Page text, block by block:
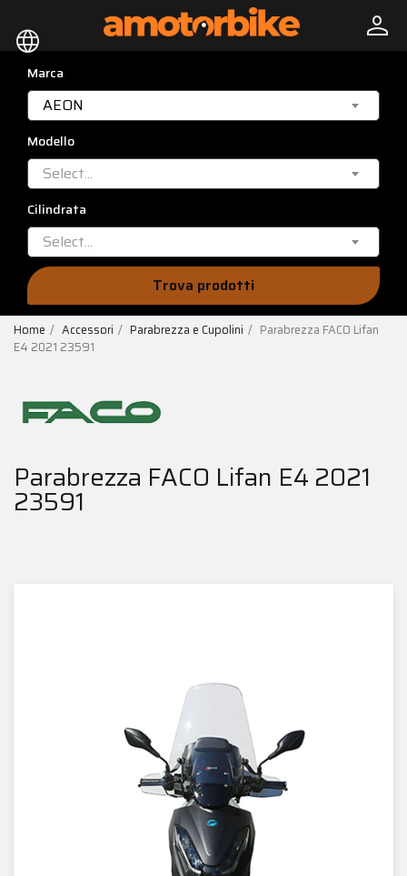
language person
Marca
AEON
Modello
Select...
Cilindrata
Select...
Trova prodotti
Home Accessori Parabrezza e Cupolini
Parabrezza FACO Lifan
E4 2021 23591
Parabrezza FACO Lifan E4 2021
23591